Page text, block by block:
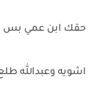
حقك ابن عمي بس
اشويه وعبدالله